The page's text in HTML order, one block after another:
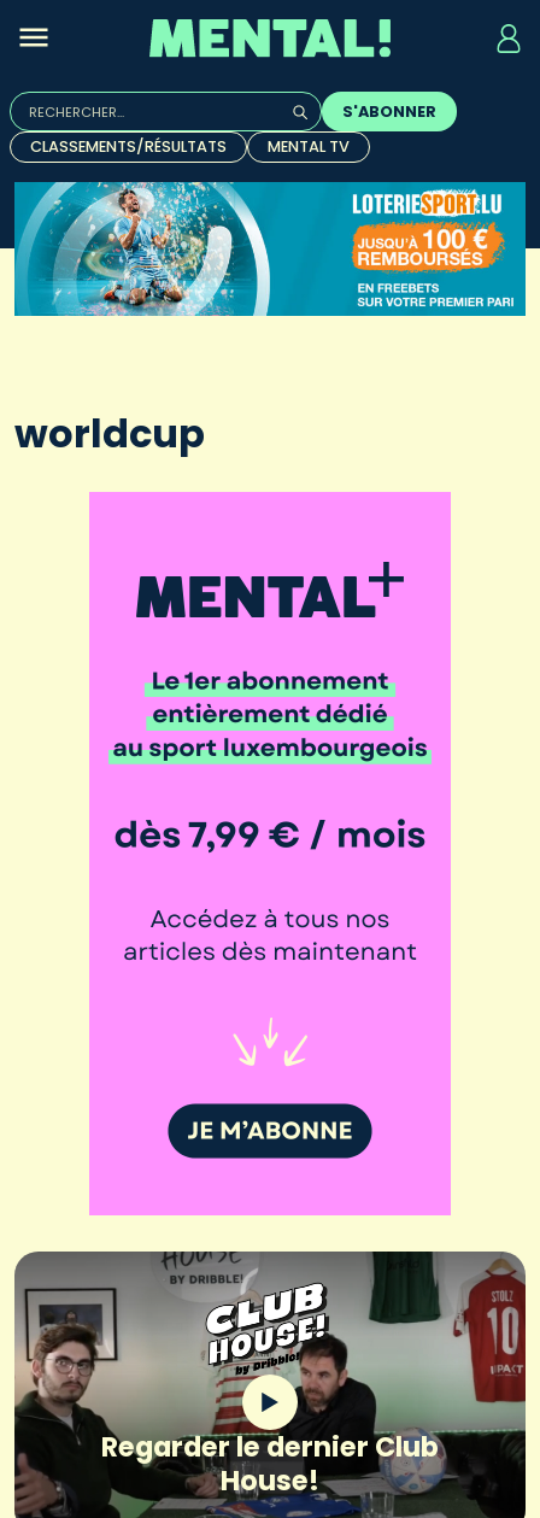
Rechercher :
Quand les résultats de l'auto-complétion sont
S'ABONNER
CLASSEMENTS/RÉSULTATS
MENTAL TV
worldcup
Regarder le dernier Club
House!